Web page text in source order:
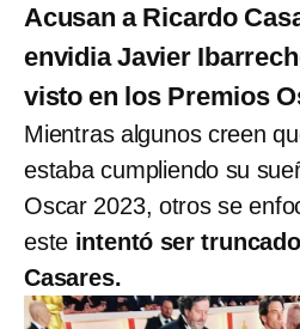
Acusan a Ricardo
envidia Javier
visto en los Premios
Mientras algunos creen
estaba cumpliendo su
Oscar 2023, otros se
este intentó ser
Casares.